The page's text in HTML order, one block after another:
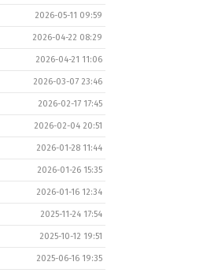
2026-05-11 09:59
2026-04-22 08:29
2026-04-21 11:06
2026-03-07 23:46
2026-02-17 17:45
2026-02-04 20:51
2026-01-28 11:44
2026-01-26 15:35
2026-01-16 12:34
2025-11-24 17:54
2025-10-12 19:51
2025-06-16 19:35